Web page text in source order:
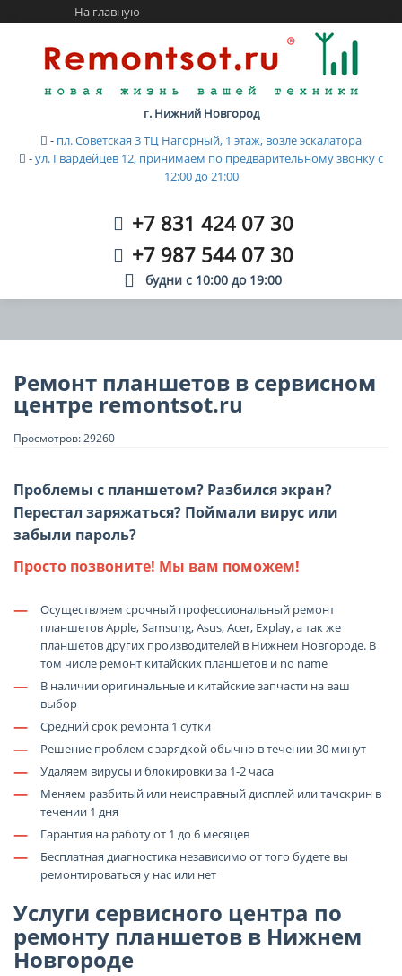
На главную
г. Нижний Новгород
- пл. Советская 3 ТЦ Нагорный, 1 этаж, возле эскалатора
-ул. Гвардейцев 12, принимаем по предварительному звонку с
12:00 до 21:00
+7 831 424 07 30
+7 987 544 07 30
будни с 10:00 до 19:00
Ремонт планшетов в сервисном
центре remontsot.ru
Просмотров: 29260
Проблемы с планшетом? Разбился экран?
Перестал заряжаться? Поймали вирус или
забыли пароль?
Просто позвоните! Мы вам поможем!
—
Осуществляем срочный профессиональный ремонт
планшетов Apple, Samsung, Asus, Acer, Explay, а так же
планшетов других производителей в Нижнем Новгороде. В
том числе ремонт китайских планшетов и no name
—
В наличии оригинальные и китайские запчасти на ваш
выбор
— Средний срок ремонта 1 сутки
— Решение проблем с зарядкой обычно в течении 30 минут
— Удаляем вирусы и блокировки за 1-2 часа
—
Меняем разбитый или неисправный дисплей или тачскрин в
течении 1 дня
— Гарантия на работу от 1 до 6 месяцев
—
Бесплатная диагностика независимо от того будете вы
ремонтироваться у нас или нет
Услуги сервисного центра по
ремонту планшетов в Нижнем
Новгороде